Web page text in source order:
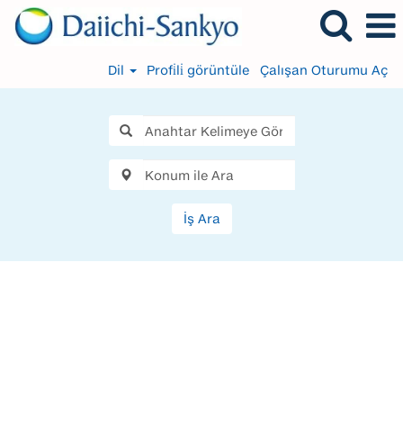
Dil Profi̇li̇ görüntüle Çalışan Oturumu Aç
İş Ara